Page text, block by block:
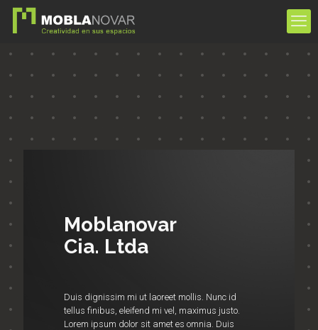
Moblanovar
Cia. Ltda
Duis dignissim mi ut laoreet mollis. Nunc id
tellus finibus, eleifend mi vel, maximus justo.
Lorem ipsum dolor sit amet es omnia. Duis